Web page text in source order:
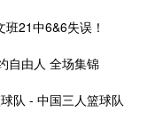
21中6&6失误！
自由人 全场集锦
队 - 中国三人篮球队